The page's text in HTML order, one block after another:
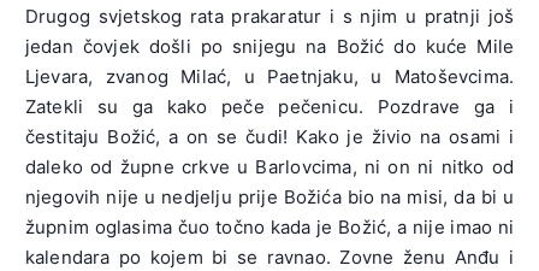
Drugog svjetskog rata prakaratur i s njim u pratnji još
jedan čovjek došli po snijegu na Božić do kuće Mile
Ljevara, zvanog Milać, u Paetnjaku, u Matoševcima.
Zatekli su ga kako peče pečenicu. Pozdrave ga i
čestitaju Božić, a on se čudi! Kako je živio na osami i
daleko od župne crkve u Barlovcima, ni on ni nitko od
njegovih nije u nedjelju prije Božića bio na misi, da bi u
župnim oglasima čuo točno kada je Božić, a nije imao ni
kalendara po kojem bi se ravnao. Zovne ženu Anđu i